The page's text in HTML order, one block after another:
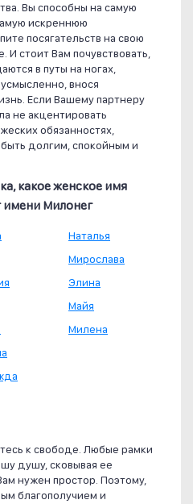
Вы способны на самую
искреннюю
посягательств на свою
И стоит Вам почувствовать,
в путы на ногах,
внося
Если Вашему партнеру
не акцентировать
обязанностях,
долгим, спокойным и
какое женское имя
имени Милонег
Наталья
Мирослава
Элина
Майя
Милена
к свободе. Любые рамки
душу, сковывая ее
нужен простор. Поэтому,
благополучием и